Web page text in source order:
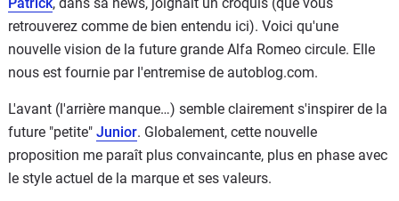
retrouverez comme de bien entendu ici). Voici qu'une
nouvelle vision de la future grande Alfa Romeo circule. Elle
nous est fournie par l'entremise de autoblog.com.
L'avant (l'arrière manque…) semble clairement s'inspirer de la
future "petite" Junior. Globalement, cette nouvelle
proposition me paraît plus convaincante, plus en phase avec
le style actuel de la marque et ses valeurs.